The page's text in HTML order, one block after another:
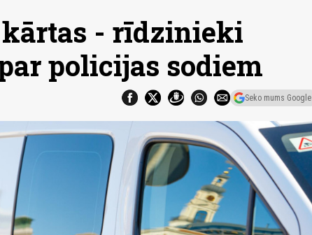
- rīdzinieki
policijas sodiem
Seko mums Google